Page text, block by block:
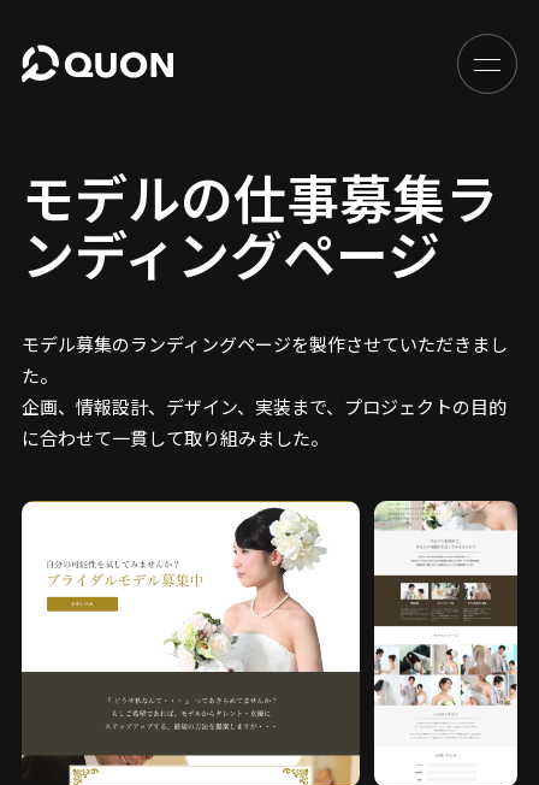
モデルの仕事募集ラ
ンディングページ
モデル募集のランディングページを製作させていただきまし
た。
企画、情報設計、デザイン、実装まで、プロジェクトの目的
に合わせて一貫して取り組みました。